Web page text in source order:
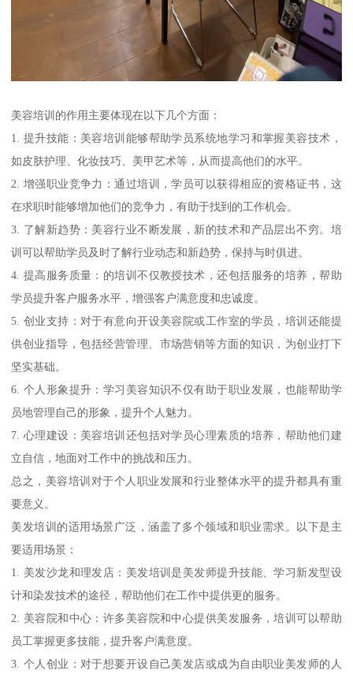
美容培训的作用主要体现在以下几个方面：
1. 提升技能：美容培训能够帮助学员系统地学习和掌握美容技术，
如皮肤护理、化妆技巧、美甲艺术等，从而提高他们的水平。
2. 增强职业竞争力：通过培训，学员可以获得相应的资格证书，这
在求职时能够增加他们的竞争力，有助于找到的工作机会。
3. 了解新趋势：美容行业不断发展，新的技术和产品层出不穷。培
训可以帮助学员及时了解行业动态和新趋势，保持与时俱进。
4. 提高服务质量：的培训不仅教授技术，还包括服务的培养，帮助
学员提升客户服务水平，增强客户满意度和忠诚度。
5. 创业支持：对于有意向开设美容院或工作室的学员，培训还能提
供创业指导，包括经营管理、市场营销等方面的知识，为创业打下
坚实基础。
6. 个人形象提升：学习美容知识不仅有助于职业发展，也能帮助学
员地管理自己的形象，提升个人魅力。
7. 心理建设：美容培训还包括对学员心理素质的培养，帮助他们建
立自信，地面对工作中的挑战和压力。
总之，美容培训对于个人职业发展和行业整体水平的提升都具有重
要意义。
美发培训的适用场景广泛，涵盖了多个领域和职业需求。以下是主
要适用场景：
1. 美发沙龙和理发店：美发培训是美发师提升技能、学习新发型设
计和染发技术的途径，帮助他们在工作中提供更的服务。
2. 美容院和中心：许多美容院和中心提供美发服务，培训可以帮助
员工掌握更多技能，提升客户满意度。
3. 个人创业：对于想要开设自己美发店或成为自由职业美发师的人